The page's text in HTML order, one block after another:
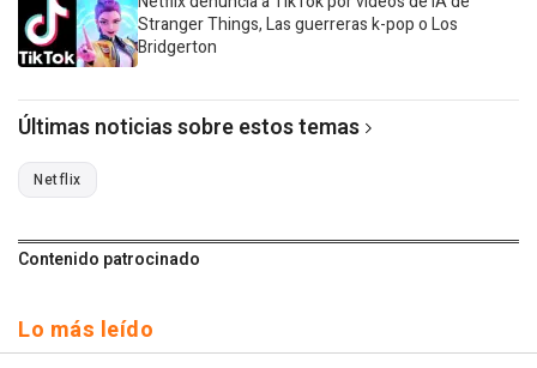
Stranger Things, Las guerreras k-pop o Los
Bridgerton
Últimas noticias sobre estos temas
Netflix
Contenido patrocinado
Lo más leído